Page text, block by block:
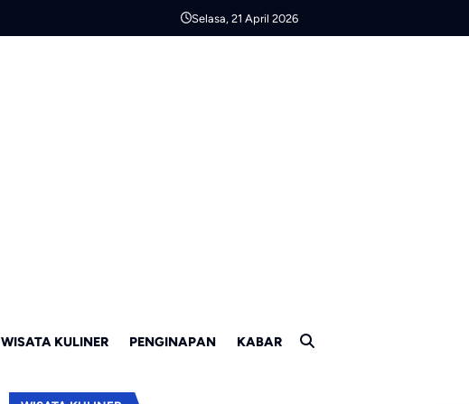
Selasa, 21 April 2026
WISATA KULINER PENGINAPAN KABAR